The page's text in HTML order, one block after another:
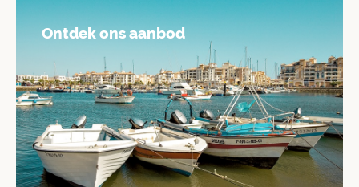
Ontdek ons aanbod